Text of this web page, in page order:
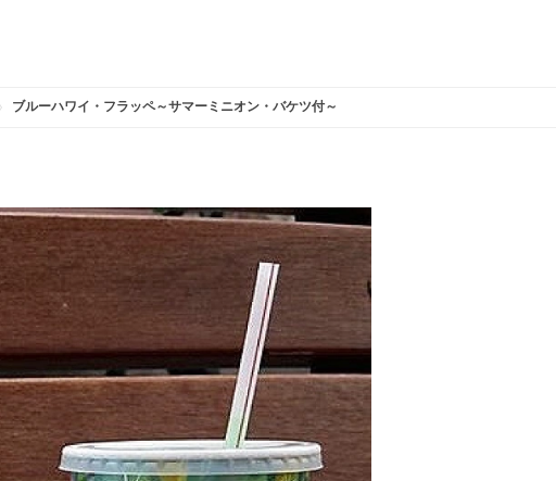
ブルーハワイ・フラッペ～サマーミニオン・バケツ付～